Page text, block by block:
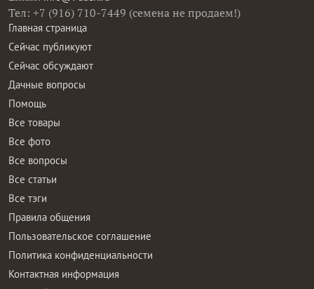
Тел: +7 (916) 710-7449 (семена не продаем!)
Главная страница
Сейчас публикуют
Сейчас обсуждают
Дачные вопросы
Помощь
Все товары
Все фото
Все вопросы
Все статьи
Все тэги
Правила общения
Пользовательское соглашение
Политика конфиденциальности
Контактная информация